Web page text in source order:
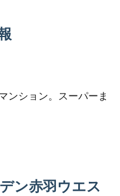
ンション。スーパーま
ン赤羽ウエス